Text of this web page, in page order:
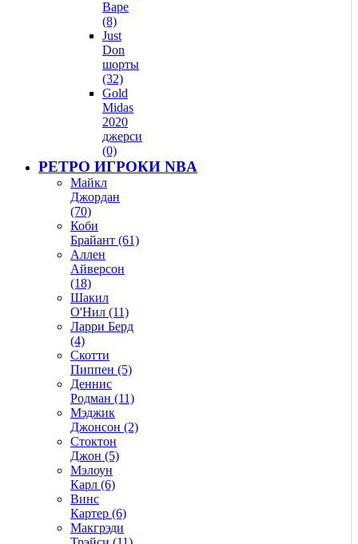
Bape
(8)
Just
Don
шорты
(32)
Gold
Midas
2020
джерси
(0)
РЕТРО ИГРОКИ NBA
Майкл
Джордан
(70)
Коби
Брайант (61)
Аллен
Айверсон
(18)
Шакил
О'Нил (11)
Ларри Берд
(4)
Скотти
Пиппен (5)
Деннис
Родман (11)
Мэджик
Джонсон (2)
Стоктон
Джон (5)
Мэлоун
Карл (6)
Винс
Картер (6)
Макгрэди